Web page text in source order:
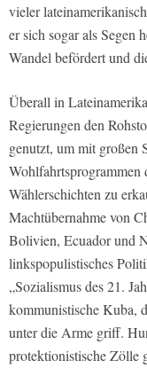
vieler
er sich sogar als Segen
Wandel befördert und
Überall in
Regierungen den
genutzt, um mit großen
Wohlfahrtsprogrammen
Wählerschichten zu
Machtübernahme von
Bolivien, Ecuador und
linkspopulistisches
„Sozialismus des 21.
kommunistische Kuba,
unter die Arme griff.
protektionistische Zölle